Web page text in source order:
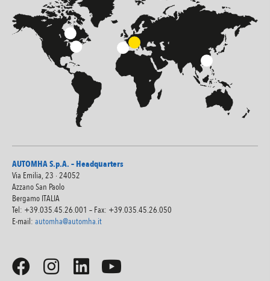
AUTOMHA S.p.A. – Headquarters
Via Emilia, 23 · 24052
Azzano San Paolo
Bergamo ITALIA
Tel: +39.035.45.26.001 – Fax: +39.035.45.26.050
E-mail: automha@automha.it